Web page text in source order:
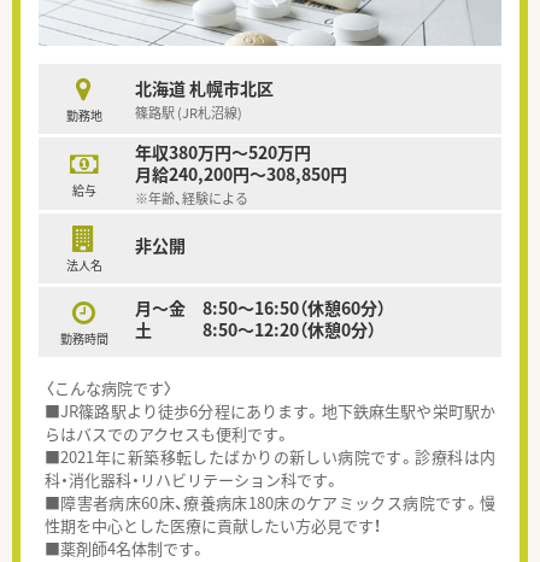
勤務地
北海道 札幌市北区
篠路駅 (JR札沼線)
給与
年収380万円～520万円
月給240,200円～308,850円
※年齢、経験による
法人名
非公開
勤務時間
月～金 8:50～16:50（休憩60分）
土 8:50～12:20（休憩0分）
〈こんな病院です〉
■JR篠路駅より徒歩6分程にあります。地下鉄麻生駅や栄町駅か
らはバスでのアクセスも便利です。
■2021年に新築移転したばかりの新しい病院です。診療科は内
科・消化器科・リハビリテーション科です。
■障害者病床60床、療養病床180床のケアミックス病院です。慢
性期を中心とした医療に貢献したい方必見です！
■薬剤師4名体制です。